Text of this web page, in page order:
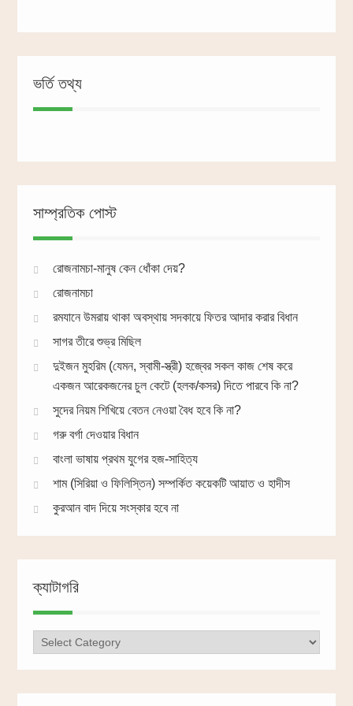
ভর্তি তথ্য
সাম্প্রতিক পোস্ট
রোজনামচা-মানুষ কেন ধোঁকা দেয়?
রোজনামচা
রমযানে উমরায় থাকা অবস্থায় সদকায়ে ফিতর আদার করার বিধান
সাগর তীরে শুভ্র মিছিল
দুইজন মুহরিম (যেমন, স্বামী-স্ত্রী) হজ্বের সকল কাজ শেষ করে
একজন আরেকজনের চুল কেটে (হলক/কসর) দিতে পারবে কি না?
সুদের নিয়ম শিখিয়ে বেতন নেওয়া বৈধ হবে কি না?
গরু বর্গা দেওয়ার বিধান
বাংলা ভাষায় প্রথম যুগের হজ-সাহিত্য
শাম (সিরিয়া ও ফিলিস্তিন) সম্পর্কিত কয়েকটি আয়াত ও হাদীস
কুরআন বাদ দিয়ে সংস্কার হবে না
ক্যাটাগরি
ক্যাটাগরি